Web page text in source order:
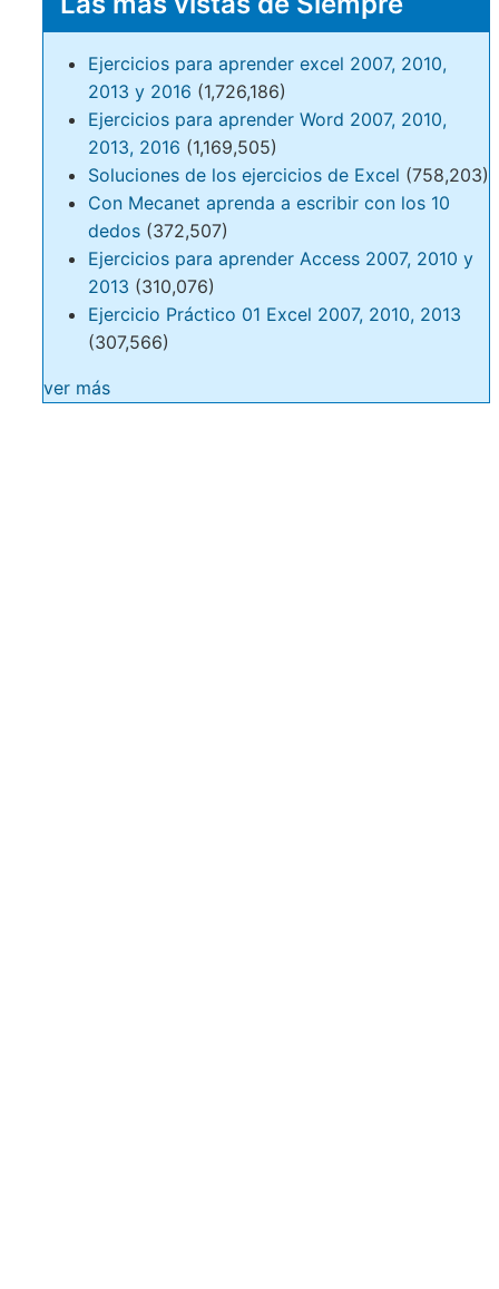
Ejercicios para aprender excel 2007, 2010,
2013 y 2016 (1,726,186)
Ejercicios para aprender Word 2007, 2010,
2013, 2016 (1,169,505)
Soluciones de los ejercicios de Excel (758,203)
Con Mecanet aprenda a escribir con los 10
dedos (372,507)
Ejercicios para aprender Access 2007, 2010 y
2013 (310,076)
Ejercicio Práctico 01 Excel 2007, 2010, 2013
(307,566)
ver más